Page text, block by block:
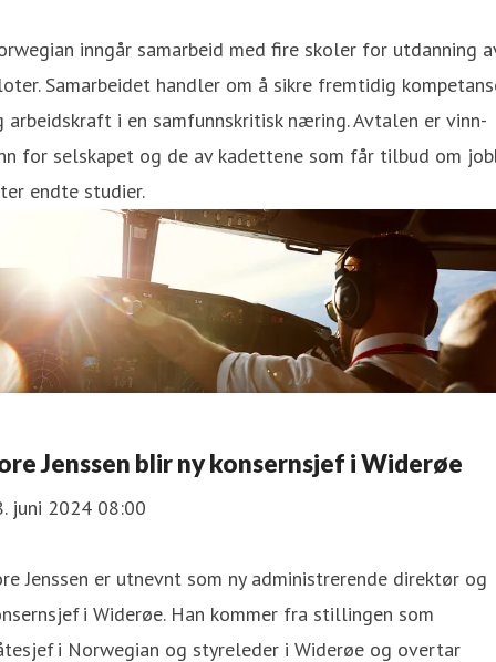
inngår samarbeid med fire skoler for utdanning
Samarbeidet handler om å sikre fremtidig
arbeidskraft i en samfunnskritisk næring. Avtalen er vinn-
for selskapet og de av kadettene som får tilbud om
endte studier.
Jenssen blir ny konsernsjef i Widerøe
juni 2024 08:00
Jenssen er utnevnt som ny administrerende direktør og
i Widerøe. Han kommer fra stillingen som
i Norwegian og styreleder i Widerøe og overtar